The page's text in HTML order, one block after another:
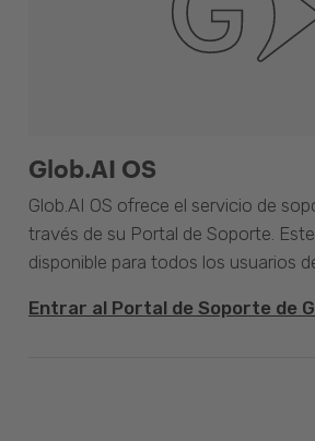
Glob.AI OS
Glob.AI OS ofrece el servicio de
través de su Portal de Soporte.
disponible para todos los usuarios
Entrar al Portal de Soporte de